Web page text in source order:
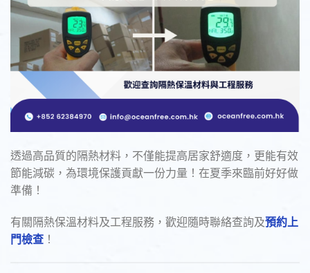
透過高品質的隔熱材料，不僅能提高居家舒適度，更能有效
節能減碳，為環境保護貢獻一份力量！在夏季來臨前好好做
準備！
有關隔熱保溫材料及工程服務，歡迎隨時聯絡查詢及預約上
門檢查 ！